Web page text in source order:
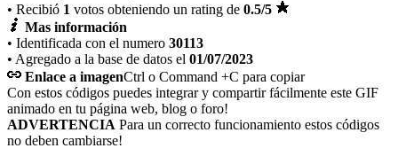
• Recibió 1 votos obteniendo un rating de 0.5/5
Mas información
• Identificada con el numero 30113
• Agregado a la base de datos el 01/07/2023
Enlace a imagenCtrl o Command +C para copiar
Con estos códigos puedes integrar y compartir fácilmente este GIF
animado en tu página web, blog o foro!
ADVERTENCIA Para un correcto funcionamiento estos códigos
no deben cambiarse!